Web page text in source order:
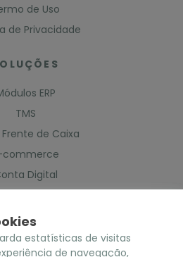
de Uso
de Privacidade
ERP
TMS
Frente de Caixa
commerce
Digital
de Produção
estatísticas de visitas
de navegação,